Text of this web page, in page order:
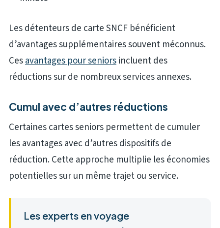
Les détenteurs de carte SNCF bénéficient
d’avantages supplémentaires souvent méconnus.
Cesavantages pour seniorsincluent des
réductions sur de nombreux services annexes.
Cumul avec d’autres réductions
Certaines cartes seniors permettent de cumuler
les avantages avec d’autres dispositifs de
réduction. Cette approche multiplie les économies
potentielles sur un même trajet ou service.
Les experts en voyage